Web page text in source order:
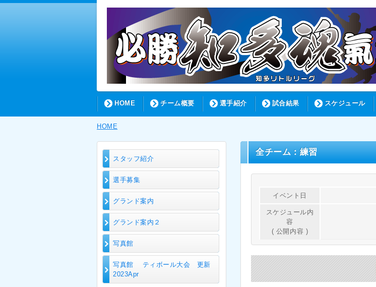
HOME チーム概要 選手紹介 試合結果 スケジュール
HOME
スタッフ紹介
選手募集
グランド案内
グランド案内２
写真館
写真館 ティボール大会 更新
2023Apr
全チーム：練習
イベント日
スケジュール内
容
( 公開内容 )